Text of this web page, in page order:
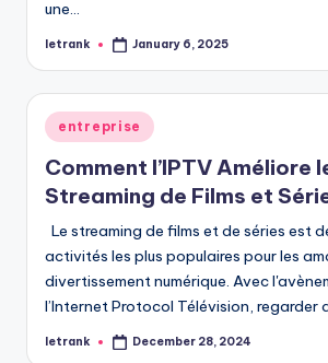
une…
Posted
letrank January 6, 2025
Posted
in
entreprise
Comment l’IPTV Améliore
Streaming de Films et
Le streaming de films et de séries est
activités les plus populaires pour les
divertissement numérique. Avec
l’Internet Protocol Télévision, regarder
Posted
letrank December 28, 2024